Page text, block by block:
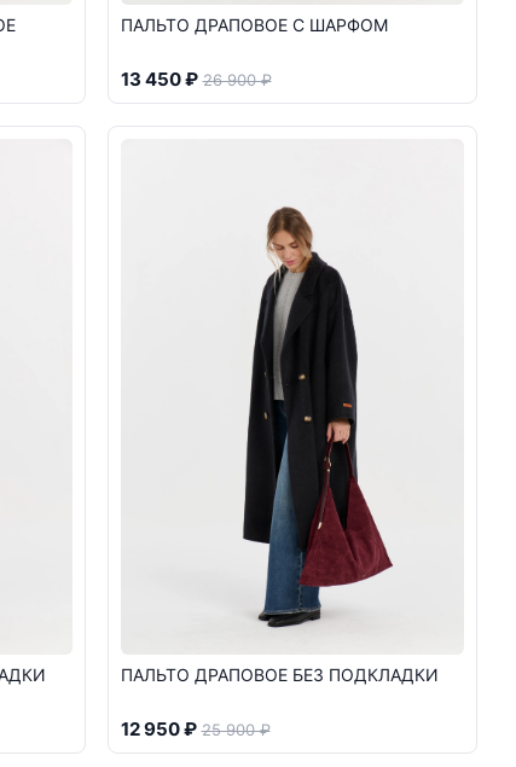
ПАЛЬТО ДРАПОВОЕ С ШАРФОМ
13 450 ₽ 26 900 ₽
ПАЛЬТО ДРАПОВОЕ БЕЗ ПОДКЛАДКИ
12 950 ₽ 25 900 ₽